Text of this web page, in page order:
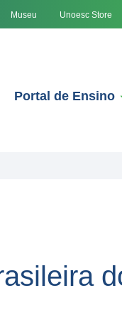
Museu Unoesc Store
Portal de Ensino